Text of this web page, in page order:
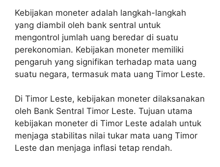
Kebijakan moneter adalah langkah-langkah
yang diambil oleh bank sentral untuk
mengontrol jumlah uang beredar di suatu
perekonomian. Kebijakan moneter memiliki
pengaruh yang signifikan terhadap mata uang
suatu negara, termasuk mata uang Timor Leste.
Di Timor Leste, kebijakan moneter dilaksanakan
oleh Bank Sentral Timor Leste. Tujuan utama
kebijakan moneter di Timor Leste adalah untuk
menjaga stabilitas nilai tukar mata uang Timor
Leste dan menjaga inflasi tetap rendah.